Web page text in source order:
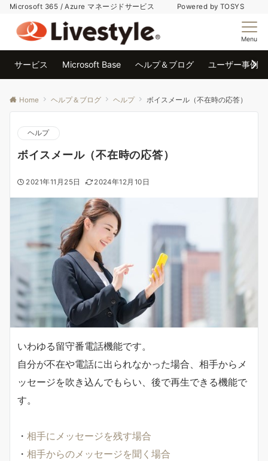
Microsoft 365 / Azure マネージドサービス Powered by TOSYS
Menu
サービス Microsoft Base ヘルプ＆ブログ ユーザー事例
Home ヘルプ＆ブログ ヘルプ ボイスメール（不在時の応答）
ヘルプ
ボイスメール（不在時の応答）
2021年11月25日 2024年12月10日
いわゆる留守番電話機能です。
自分が不在や電話に出られなかった場合、相手からメ
ッセージを吹き込んでもらい、後で再生できる機能で
す。
・ 相手にメッセージを残す場合
・ 相手からのメッセージを聞く場合